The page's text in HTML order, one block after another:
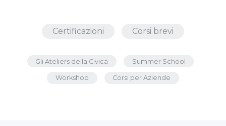
Certificazioni Corsi brevi
Gli Ateliers della Civica Summer School
Workshop Corsi per Aziende